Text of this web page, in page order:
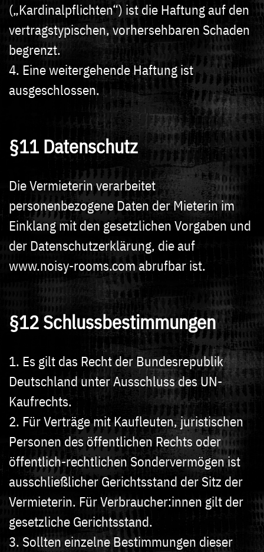
(„Kardinalpflichten“) ist die Haftung auf den
vertragstypischen, vorhersehbaren Schaden
begrenzt.
4. Eine weitergehende Haftung ist
ausgeschlossen.
§11 Datenschutz
Die Vermieterin verarbeitet
personenbezogene Daten der Mieterin im
Einklang mit den gesetzlichen Vorgaben und
der Datenschutzerklärung, die auf
www.noisy-rooms.com abrufbar ist.
§12 Schlussbestimmungen
1. Es gilt das Recht der Bundesrepublik
Deutschland unter Ausschluss des UN-
Kaufrechts.
2. Für Verträge mit Kaufleuten, juristischen
Personen des öffentlichen Rechts oder
öffentlich-rechtlichen Sondervermögen ist
ausschließlicher Gerichtsstand der Sitz der
Vermieterin. Für Verbraucher:innen gilt der
gesetzliche Gerichtsstand.
3. Sollten einzelne Bestimmungen dieser